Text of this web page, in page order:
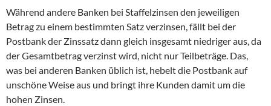
Während andere Banken bei Staffelzinsen den jeweiligen
Betrag zu einem bestimmten Satz verzinsen, fällt bei der
Postbank der Zinssatz dann gleich insgesamt niedriger aus, da
der Gesamtbetrag verzinst wird, nicht nur Teilbeträge. Das,
was bei anderen Banken üblich ist, hebelt die Postbank auf
unschöne Weise aus und bringt ihre Kunden damit um die
hohen Zinsen.